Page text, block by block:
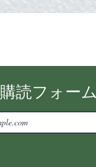
購読フォーム